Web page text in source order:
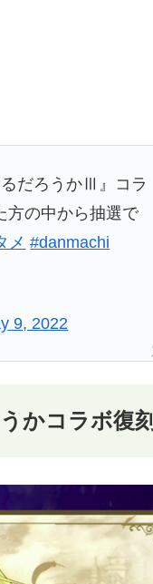
だろうかⅢ』コラ
方の中から抽選で
メ #danmachi
9, 2022
かコラボ復刻